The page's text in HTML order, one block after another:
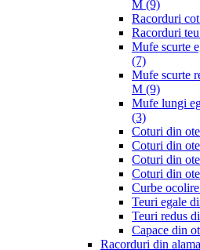
M (9)
Racorduri
Racorduri
Mufe scurte
(7)
Mufe scurte
M (9)
Mufe lungi
(3)
Coturi din
Coturi din
Coturi din
Coturi din
Curbe
Teuri egale
Teuri redus
Capace din
Racorduri din alama